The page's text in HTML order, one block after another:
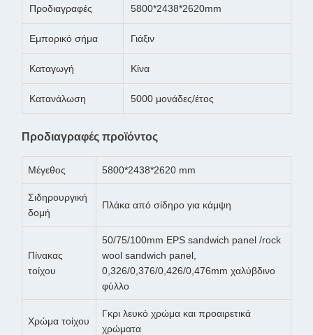
Προδιαγραφές 5800*2438*2620mm
Εμπορικό σήμα Γιάξιν
Καταγωγή Κίνα
Κατανάλωση 5000 μονάδες/έτος
Προδιαγραφές προϊόντος
Μέγεθος 5800*2438*2620 mm
Σιδηρουργική
δομή
Πλάκα από σίδηρο για κάμψη
Πίνακας
τοίχου
50/75/100mm EPS sandwich panel /rock
wool sandwich panel,
0,326/0,376/0,426/0,476mm χαλύβδινο
φύλλο
Χρώμα τοίχου
Γκρι λευκό χρώμα και προαιρετικά
χρώματα